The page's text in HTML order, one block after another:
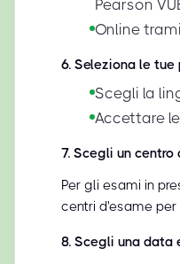
Pearson
Online
6. Seleziona le tue
Scegli la
Accettare
7. Scegli un centro
Per gli esami in
centri d'esame per
8. Scegli una data